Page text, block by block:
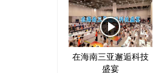
在海南三亚邂逅科技
盛宴